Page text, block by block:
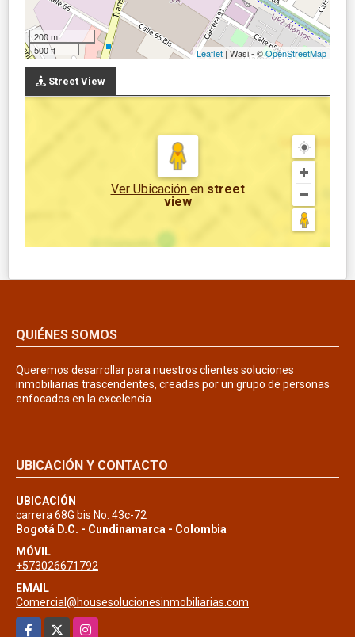
200 m
500 ft
Leaflet | Wasi - ©OpenStreetMap
Street View
Ver Ubicación en street
view
QUIÉNES SOMOS
Queremos desarrollar para nuestros clientes soluciones
inmobiliarias trascendentes, creadas por un grupo de personas
enfocados en la excelencia.
UBICACIÓN Y CONTACTO
UBICACIÓN
carrera 68G bis No. 43c-72
Bogotá D.C. - Cundinamarca - Colombia
MÓVIL
+573026671792
EMAIL
Comercial@housesolucionesinmobiliarias.com
Facebook
Instagram